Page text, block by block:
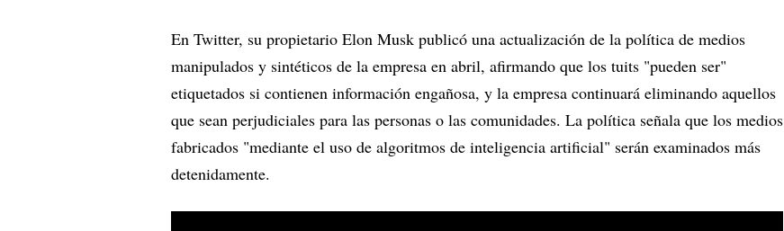
En Twitter, su propietario Elon Musk publicó una actualización de la política de medios
manipulados y sintéticos de la empresa en abril, afirmando que los tuits "pueden ser"
etiquetados si contienen información engañosa, y la empresa continuará eliminando aquellos
que sean perjudiciales para las personas o las comunidades. La política señala que los medios
fabricados "mediante el uso de algoritmos de inteligencia artificial" serán examinados más
detenidamente.